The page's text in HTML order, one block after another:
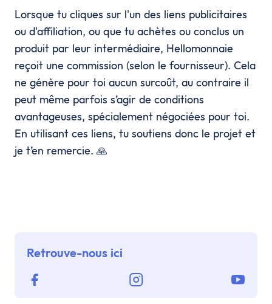
Lorsque tu cliques sur l'un des liens publicitaires
ou d'affiliation, ou que tu achètes ou conclus un
produit par leur intermédiaire, Hellomonnaie
reçoit une commission (selon le fournisseur). Cela
ne génère pour toi aucun surcoût, au contraire il
peut même parfois s’agir de conditions
avantageuses, spécialement négociées pour toi.
En utilisant ces liens, tu soutiens donc le projet et
je t’en remercie. 🙏
Retrouve-nous ici